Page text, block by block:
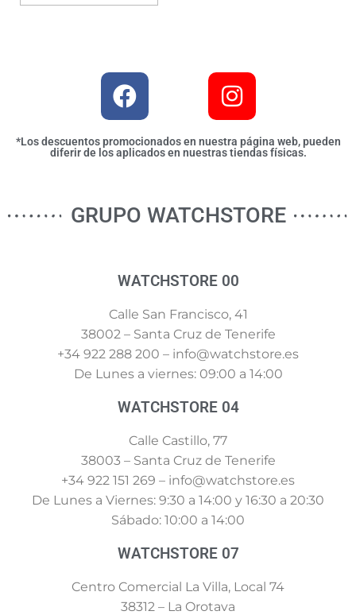
*Los descuentos promocionados en nuestra página web, pueden
diferir de los aplicados en nuestras tiendas físicas.
GRUPO WATCHSTORE
WATCHSTORE 00
Calle San Francisco, 41
38002 – Santa Cruz de Tenerife
+34 922 288 200 – info@watchstore.es
De Lunes a viernes: 09:00 a 14:00
WATCHSTORE 04
Calle Castillo, 77
38003 – Santa Cruz de Tenerife
+34 922 151 269 – info@watchstore.es
De Lunes a Viernes: 9:30 a 14:00 y 16:30 a 20:30
Sábado: 10:00 a 14:00
WATCHSTORE 07
Centro Comercial La Villa, Local 74
38312 – La Orotava